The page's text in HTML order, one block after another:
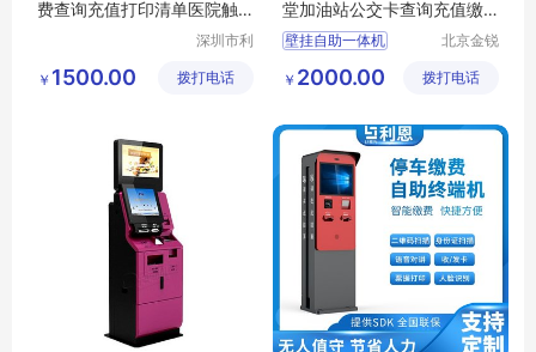
费查询充值打印清单医院触
深圳市利
术股份有
￥ 1500.00 拨打电话
堂加油站公交卡查询充值缴
费终端
壁挂自助一体机
公交卡查询充值缴费
北京金锐
科技有限
￥ 2000.00 拨打电话